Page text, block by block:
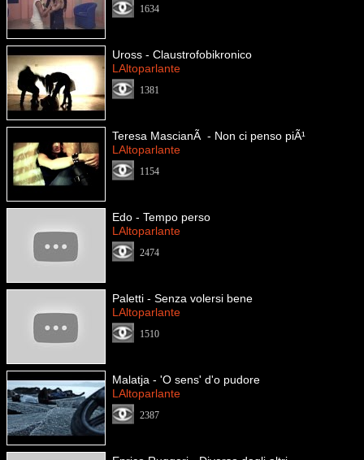
1634
Uross - Claustrofobikronico
LAltoparlante
1381
Teresa MascianÃ - Non ci penso piÃ¹
LAltoparlante
1154
Edo - Tempo perso
LAltoparlante
2474
Paletti - Senza volersi bene
LAltoparlante
1510
Malatja - 'O sens' d'o pudore
LAltoparlante
2387